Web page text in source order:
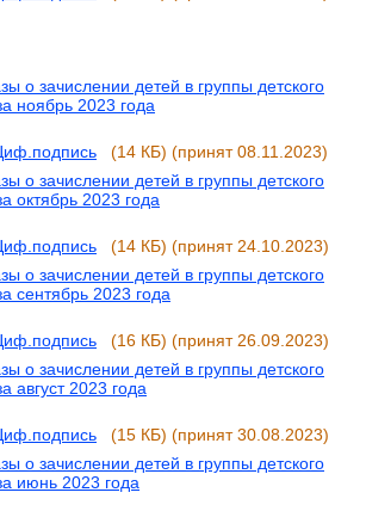
о зачислении детей в группы детского
ноябрь 2023 года
(14 КБ) (принят 08.11.2023)
о зачислении детей в группы детского
октябрь 2023 года
(14 КБ) (принят 24.10.2023)
о зачислении детей в группы детского
сентябрь 2023 года
(16 КБ) (принят 26.09.2023)
о зачислении детей в группы детского
август 2023 года
(15 КБ) (принят 30.08.2023)
о зачислении детей в группы детского
июнь 2023 года